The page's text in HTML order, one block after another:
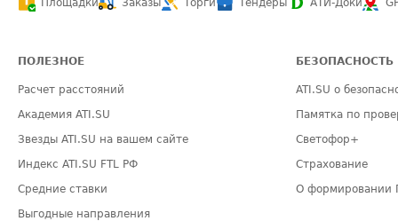
Площадки
Заказы Торги Тендеры АТИ-Доки
ПОЛЕЗНОЕ
Расчет расстояний
Академия ATI.SU
Звезды ATI.SU на вашем сайте
Индекс ATI.SU FTL РФ
Средние ставки
Выгодные направления
БЕЗОПАСНОСТЬ
ATI.SU о
Памятка по
Светофор+
Страхование
О формировании